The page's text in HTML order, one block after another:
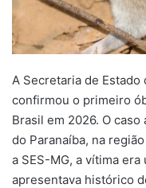
A Secretaria de Estado
confirmou o primeiro
Brasil em 2026. O
do Paranaíba, na
a SES-MG, a vítima
apresentava histórico